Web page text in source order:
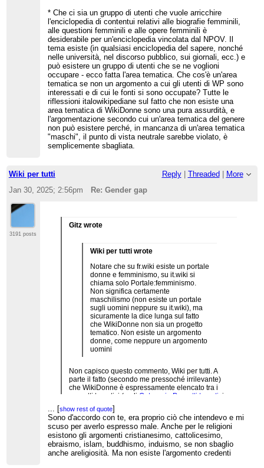
* Che ci sia un gruppo di utenti che vuole arricchire
l'enciclopedia di contentui relativi alle biografie femminili,
alle questioni femminili e alle opere femminili è
desiderabile per un'enciclopedia vincolata dal NPOV. Il
tema esiste (in qualsiasi enciclopedia del sapere, nonché
nelle università, nel discorso pubblico, sui giornali, ecc.) e
può esistere un gruppo di utenti che se ne voglioni
occupare - ecco fatta l'area tematica. Che cos'è un'area
tematica se non un argomento a cui gli utenti di WP sono
interessati e di cui le fonti si sono occupate? Tutte le
riflessioni italowikipediane sul fatto che non esiste una
area tematica di WikiDonne sono una pura assurdità, e
l'argomentazione secondo cui un'area tematica del genere
non può esistere perché, in mancanza di un'area tematica
"maschi", il punto di vista neutrale sarebbe violato, è
semplicemente sbagliata.
Wiki per tutti Reply| Threaded
More
Jan 30, 2025; 2:56pm
Re: Gender gap
3191 posts
Gitz wrote
Wiki per tutti wrote
Notare che su fr.wiki esiste un portale
donne e femminismo, su it.wiki si
chiama solo Portale:femminismo.
Non significa certamente
maschilismo (non esiste un portale
sugli uomini neppure su it.wiki), ma
sicuramente la dice lunga sul fatto
che WikiDonne non sia un progetto
tematico. Non esiste un argomento
donne, come neppure un argomento
uomini
Non capisco questo commento, Wiki per tutti. A
parte il fatto (secondo me pressoché irrilevante)
che WikiDonne è espressamente elencato tra i
progetti tematici (vedi Categoria:Progetti tematici
Wikipedia:Bar tematici
* il fatto che non esista (e non dovrebbe esistere)
un progetto o un'area tematica "uomini" è
irrilevante. Non esisono neanche iMen's studies
mentre esistono iWomen's studies. Poiché le
donne sono (da un punto di vista sociale, non
[show rest of quote]
Sono d'accordo con te, era proprio ciò che intendevo e mi
scuso per averlo espresso male. Anche per le religioni
esistono gli argomenti cristianesimo, cattolicesimo,
ebraismo, islam, buddhismo, induismo, se non sbaglio
anche areligiosità. Ma non esiste l'argomento credenti